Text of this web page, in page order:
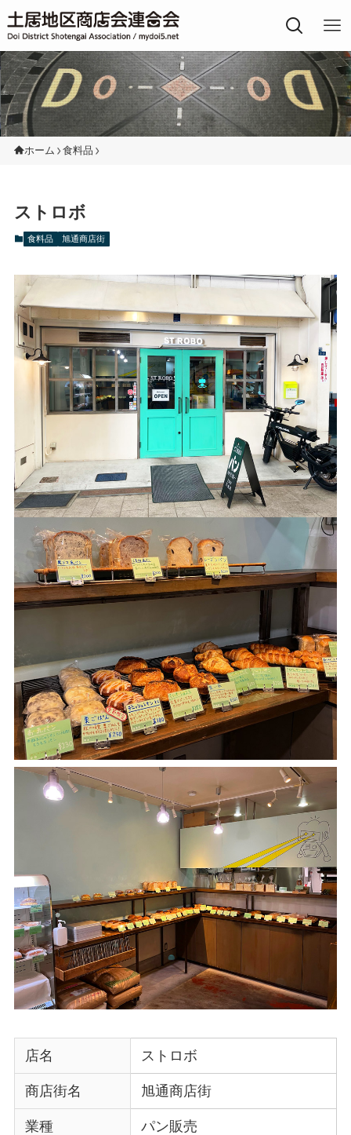
土居地区の商店街
ホーム 食料品
ストロボ
食料品 旭通商店街
店名 ストロボ
商店街名 旭通商店街
業種 パン販売